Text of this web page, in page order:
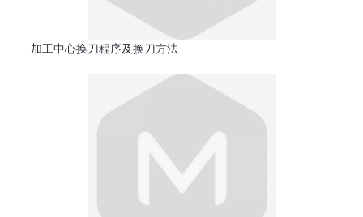
加工中心换刀程序及换刀方法